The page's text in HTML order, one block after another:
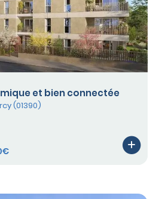
et bien connectée
(01390)